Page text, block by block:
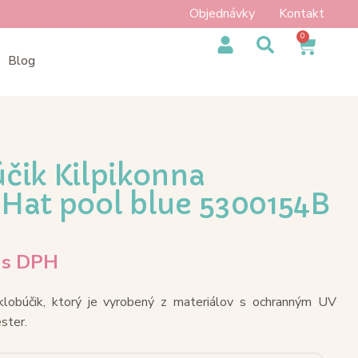
Objednávky Kontakt
Blog
0
Kilpikonna
pool blue 5300154B
s DPH
ktorý je vyrobený z materiálov s ochranným UV